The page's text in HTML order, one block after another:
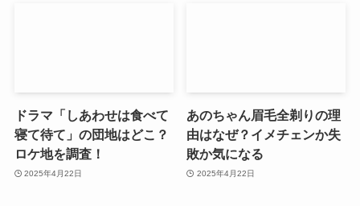
ドラマ「しあわせは食べて
寝て待て」の団地はどこ？
ロケ地を調査！
2025年4月22日
あのちゃん眉毛全剃りの理
由はなぜ？イメチェンか失
敗か気になる
2025年4月22日